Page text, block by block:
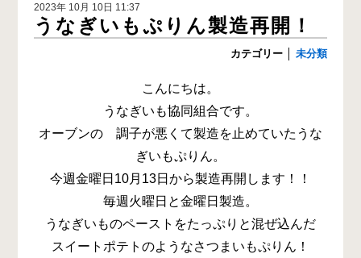
2023年 10月 10日 11:37
うなぎいもぷりん製造再開！
カテゴリー 未分類
こんにちは。
うなぎいも協同組合です。
オーブンの 調子が悪くて製造を止めていたうな
ぎいもぷりん。
今週金曜日10月13日から製造再開します！！
毎週火曜日と金曜日製造。
うなぎいものペーストをたっぷりと混ぜ込んだ
スイートポテトのようなさつまいもぷりん！